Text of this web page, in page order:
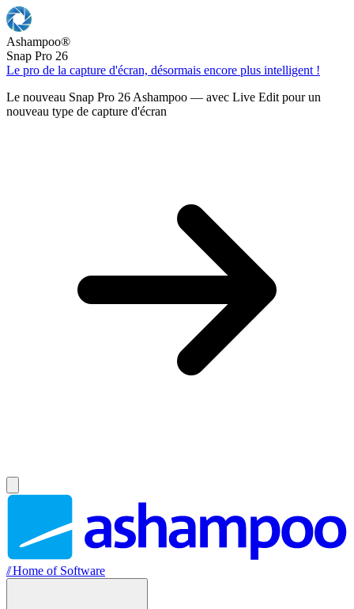
Ashampoo®
Snap Pro 26
Le pro de la capture d'écran, désormais encore plus intelligent !
Le nouveau Snap Pro 26 Ashampoo — avec Live Edit pour un
nouveau type de capture d'écran
//Home of Software